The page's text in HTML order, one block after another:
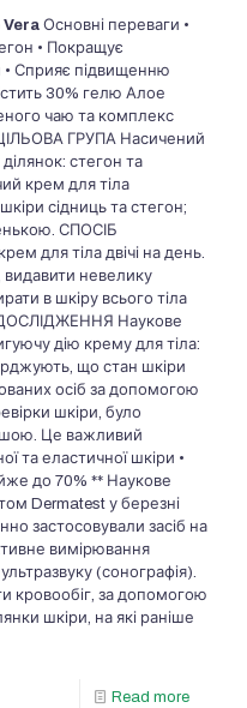
Vera Основні переваги •
• Покращує
• Сприяє підвищенню
30% гелю Алое
чаю та комплекс
ГРУПА Насичений
стегон та
крем для тіла
сідниць та стегон;
СПОСІБ
для тіла двічі на день.
видавити невелику
в шкіру всього тіла
Наукове
дію крему для тіла:
що стан шкіри
осіб за допомогою
шкіри, було
Це важливий
та еластичної шкіри •
до 70% ** Наукове
Dermatest у березні
застосовували засіб на
вимірювання
(сонографія).
за допомогою
шкіри, на які раніше
Read more